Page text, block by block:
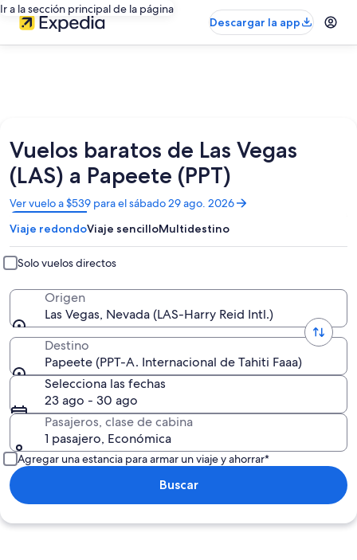
Ir a la sección principal de la página
Descargar la app
Vuelos baratos de Las Vegas
(LAS) a Papeete (PPT)
Ver vuelo a $539 para el sábado 29 ago. 2026
Se
abrirá
en
una
nueva
ventana
Viaje redondoViaje sencilloMultidestino
Solo vuelos directos
Origen
Las Vegas, Nevada (LAS-Harry Reid Intl.)
Destino
Papeete (PPT-A. Internacional de Tahiti Faaa)
Selecciona las fechas
23 ago - 30 ago
Pasajeros, clase de cabina
1 pasajero, Económica
Agregar una estancia para armar un viaje y ahorrar*
Buscar